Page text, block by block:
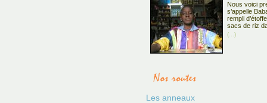
Nous voici
s’appelle
rempli
sacs de riz
(...)
Les anneaux